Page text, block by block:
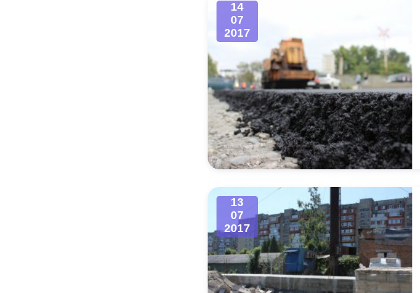
14
07
2017
13
07
2017